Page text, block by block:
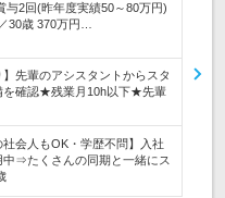
与2回(昨年度実績50～80万円)
30歳 370万円…
先輩のアシスタントからスタ
を確認★残業月10h以下★先輩
社会人もOK・学歴不問】入社
⇒たくさんの同期と一緒にス